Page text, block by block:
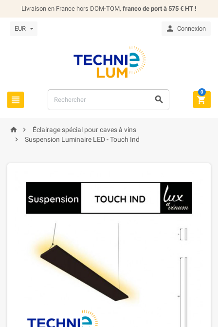
Livraison en France hors DOM-TOM, franco de port à 575 € HT !
EUR  Connexion
  
0
 
Éclairage spécial pour caves à vins

Suspension Luminaire LED - Touch Ind